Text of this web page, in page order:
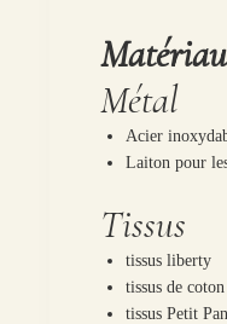
Métal
Acier
Laiton pour
Tissus
tissus liberty
tissus de coton
tissus Petit Pan